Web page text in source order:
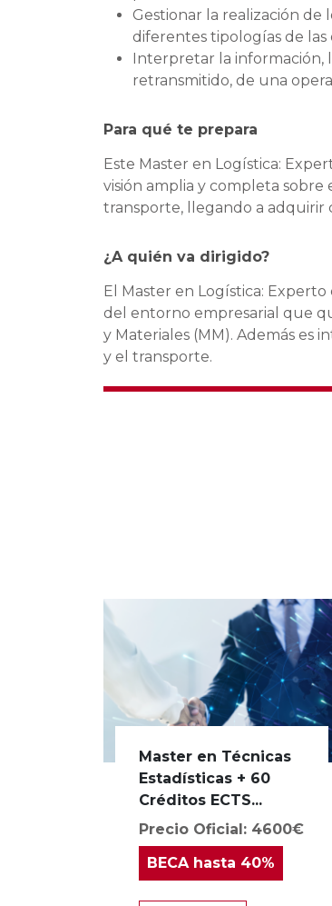
Gestionar la realización de
diferentes tipologías de las
Interpretar la información,
retransmitido, de una
Para qué te prepara
Este Master en Logística:
visión amplia y completa
transporte, llegando a adquirir
¿A quién va dirigido?
El Master en Logística:
del entorno empresarial que
y Materiales (MM). Además es
y el transporte.
Master en Técnicas
Estadísticas + 60
Créditos ECTS...
Precio Oficial: 4600€
BECAhasta 40%